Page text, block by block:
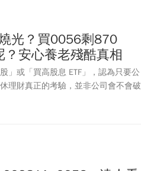
光？買0056剩870
安心養老殘酷真相
」或「買高股息 ETF」，認為只要公
理財真正的考驗，並非公司會不會破
期守住？」理財達人清流君透過長達